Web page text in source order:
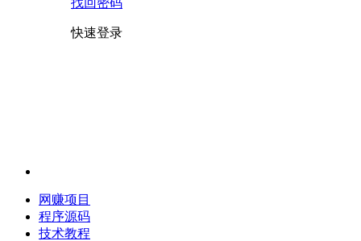
找回密码
快速登录
网赚项目
程序源码
技术教程